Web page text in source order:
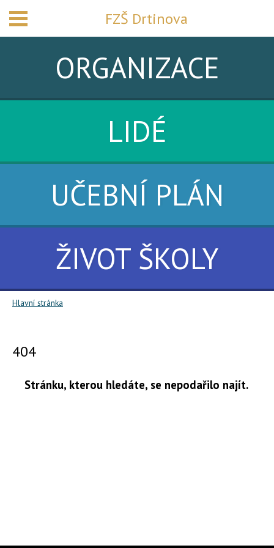
FZŠ Drtinova
ORGANIZACE
LIDÉ
UČEBNÍ PLÁN
ŽIVOT ŠKOLY
Hlavní stránka
404
Stránku, kterou hledáte, se nepodařilo najít.